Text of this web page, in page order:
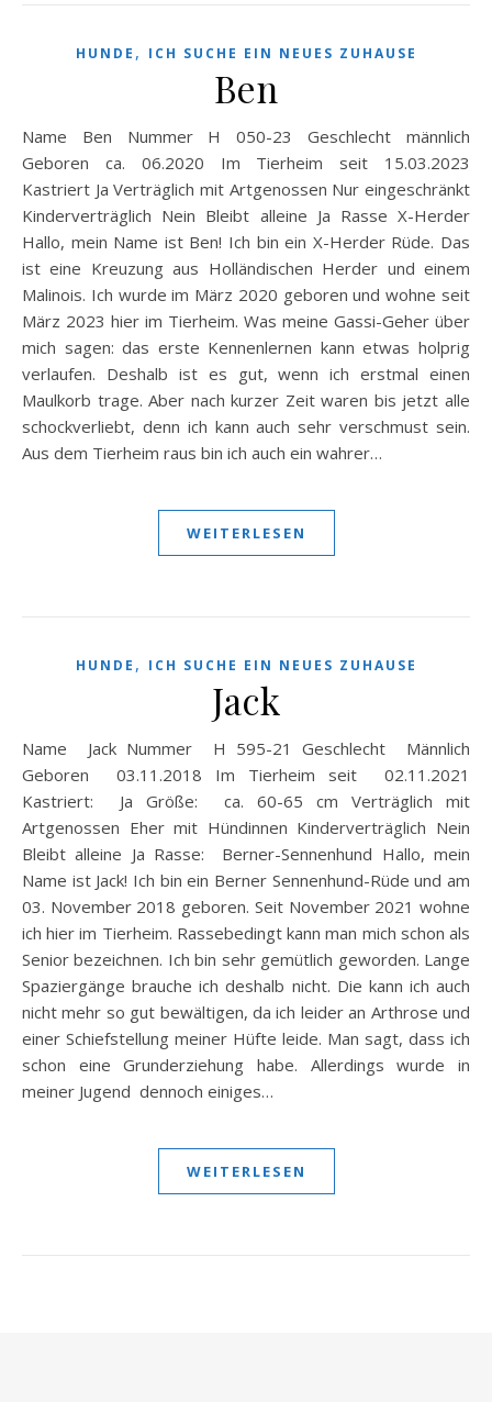
HUNDE , ICH SUCHE EIN NEUES ZUHAUSE
Ben
Name Ben Nummer H 050-23 Geschlecht männlich
Geboren ca. 06.2020 Im Tierheim seit 15.03.2023
Kastriert Ja Verträglich mit Artgenossen Nur eingeschränkt
Kinderverträglich Nein Bleibt alleine Ja Rasse X-Herder
Hallo, mein Name ist Ben! Ich bin ein X-Herder Rüde. Das
ist eine Kreuzung aus Holländischen Herder und einem
Malinois. Ich wurde im März 2020 geboren und wohne seit
März 2023 hier im Tierheim. Was meine Gassi-Geher über
mich sagen: das erste Kennenlernen kann etwas holprig
verlaufen. Deshalb ist es gut, wenn ich erstmal einen
Maulkorb trage. Aber nach kurzer Zeit waren bis jetzt alle
schockverliebt, denn ich kann auch sehr verschmust sein.
Aus dem Tierheim raus bin ich auch ein wahrer…
WEITERLESEN
HUNDE , ICH SUCHE EIN NEUES ZUHAUSE
Jack
Name Jack Nummer H 595-21 Geschlecht Männlich
Geboren 03.11.2018 Im Tierheim seit 02.11.2021
Kastriert: Ja Größe: ca. 60-65 cm Verträglich mit
Artgenossen Eher mit Hündinnen Kinderverträglich Nein
Bleibt alleine Ja Rasse: Berner-Sennenhund Hallo, mein
Name ist Jack! Ich bin ein Berner Sennenhund-Rüde und am
03. November 2018 geboren. Seit November 2021 wohne
ich hier im Tierheim. Rassebedingt kann man mich schon als
Senior bezeichnen. Ich bin sehr gemütlich geworden. Lange
Spaziergänge brauche ich deshalb nicht. Die kann ich auch
nicht mehr so gut bewältigen, da ich leider an Arthrose und
einer Schiefstellung meiner Hüfte leide. Man sagt, dass ich
schon eine Grunderziehung habe. Allerdings wurde in
meiner Jugend dennoch einiges…
WEITERLESEN